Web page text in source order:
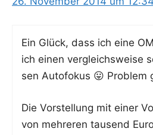
Ein Glück, dass ich eine
ich einen ver­gleichs­wei­se
sen Auto­fo­kus 😛 Pro­blem
Die Vor­stel­lung mit einer
von meh­re­ren tau­send